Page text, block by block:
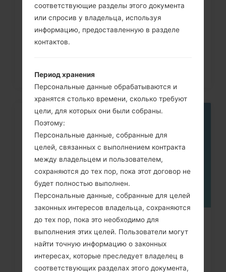
Как удалить все данные с
телефона через код на LG G3,...
Как удалить все данные с
телефона через меню на LG...
соответствующие разделы этого документа
или спросив у владельца, используя
информацию, предоставленную в разделе
контактов.
Период хранения
Персональные данные обрабатываются и
хранятся столько времени, сколько требуют
цели, для которых они были собраны.
Поэтому:
Персональные данные, собранные для
целей, связанных с выполнением контракта
между владельцем и пользователем,
сохраняются до тех пор, пока этот договор не
будет полностью выполнен.
Персональные данные, собранные для целей
законных интересов владельца, сохраняются
до тех пор, пока это необходимо для
выполнения этих целей. Пользователи могут
найти точную информацию о законных
интересах, которые преследует владелец в
соответствующих разделах этого документа,